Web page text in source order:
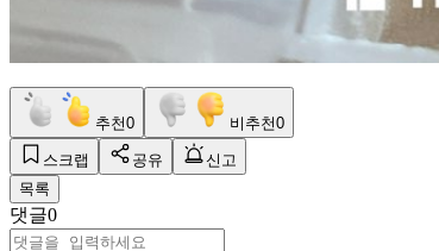
추천0 비추천0
스크랩 공유
신고
목록
댓글0